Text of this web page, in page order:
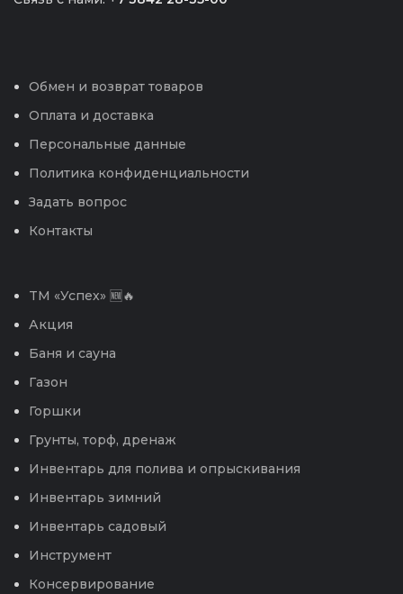
Обмен и возврат товаров
Оплата и доставка
Персональные данные
Политика конфиденциальности
Задать вопрос
Контакты
TM «Успех» 🆕🔥
Акция
Баня и сауна
Газон
Горшки
Грунты, торф, дренаж
Инвентарь для полива и опрыскивания
Инвентарь зимний
Инвентарь садовый
Инструмент
Консервирование